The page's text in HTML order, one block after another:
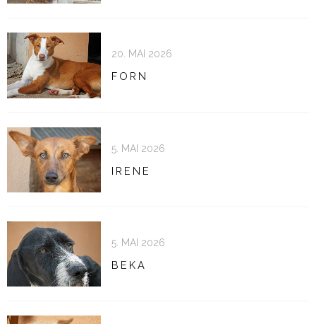
20. MAI 2026
FORN
5. MAI 2026
IRENE
5. MAI 2026
BEKA